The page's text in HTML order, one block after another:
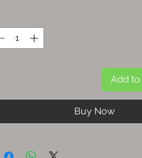
Add to
Buy Now